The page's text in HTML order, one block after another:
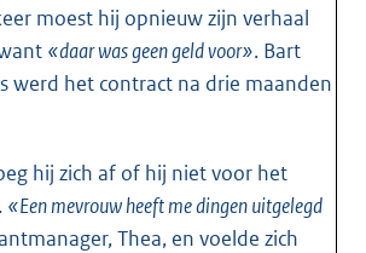
moest hij opnieuw zijn verhaal
«daar was geen geld voor». Bart
werd het contract na drie maanden
hij zich af of hij niet voor het
«Een mevrouw heeft me dingen uitgelegd
Thea, en voelde zich